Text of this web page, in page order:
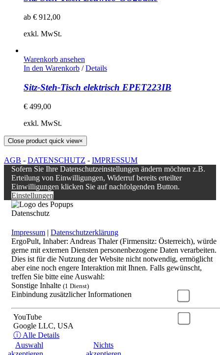
ab € 912,00
exkl. MwSt.
Warenkorb ansehen
In den Warenkorb / Details
Sitz-Steh-Tisch elektrisch EPET223IB
€ 499,00
exkl. MwSt.
Close product quick view×
AGB - DATENSCHUTZ - IMPRESSUM
Sofern Sie Ihre Datenschutzeinstellungen ändern möchten z.B.
Erteilung von Einwilligungen, Widerruf bereits erteilter
Einwilligungen klicken Sie auf nachfolgenden Button.
Einstellungen
Datenschutz
Impressum | Datenschutzerklärung
ErgoPult, Inhaber: Andreas Thaler (Firmensitz: Österreich), würde
gerne mit externen Diensten personenbezogene Daten verarbeiten.
Dies ist für die Nutzung der Website nicht notwendig, ermöglicht
aber eine noch engere Interaktion mit Ihnen. Falls gewünscht,
treffen Sie bitte eine Auswahl:
Sonstige Inhalte (1 Dienst)
Einbindung zusätzlicher Informationen
YouTube
Google LLC, USA
ⓘ Alle Details
Auswahl
Nichts